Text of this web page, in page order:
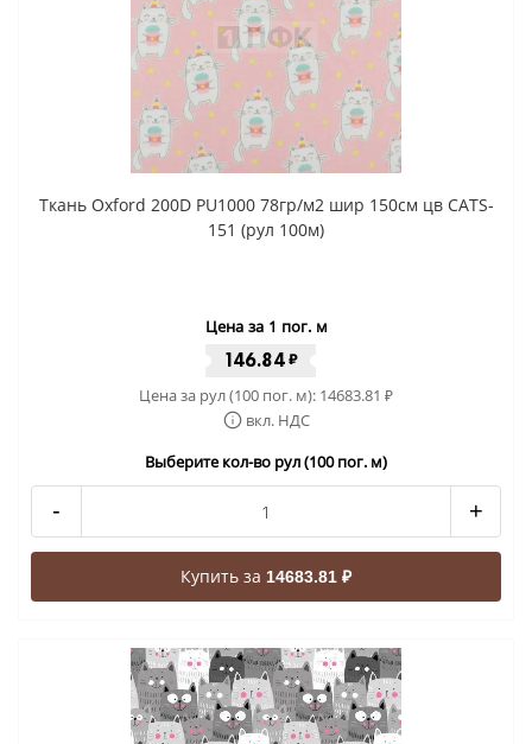
Ткань Oxford 200D PU1000 78гр/м2 шир 150см цв CATS-
151 (рул 100м)
Цена за 1 пог. м
146.84 ₽
Цена за рул (100 пог. м): 14683.81 ₽
вкл. НДС
Выберите кол-во рул (100 пог. м)
- +
Купить за 14683.81 ₽